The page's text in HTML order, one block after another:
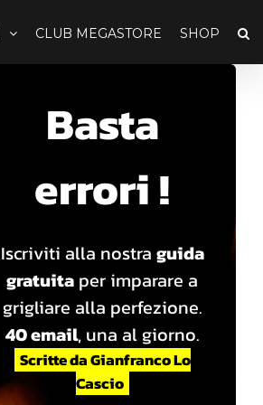
CLUB MEGASTORE SHOP
Basta
errori !
Iscriviti alla nostra guida
gratuita per imparare a
grigliare alla perfezione.
40 email, una al giorno.
Scritte da Gianfranco Lo
Cascio